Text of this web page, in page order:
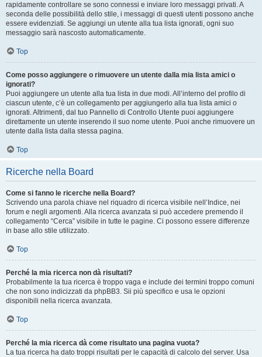
rapidamente controllare se sono connessi e inviare loro messaggi privati. A
seconda delle possibilità dello stile, i messaggi di questi utenti possono anche
essere evidenziati. Se aggiungi un utente alla tua lista ignorati, ogni suo
messaggio sarà nascosto automaticamente.
Top
Come posso aggiungere o rimuovere un utente dalla mia lista amici o
ignorati?
Puoi aggiungere un utente alla tua lista in due modi. All’interno del profilo di
ciascun utente, c’è un collegamento per aggiungerlo alla tua lista amici o
ignorati. Altrimenti, dal tuo Pannello di Controllo Utente puoi aggiungere
direttamente un utente inserendo il suo nome utente. Puoi anche rimuovere un
utente dalla lista dalla stessa pagina.
Top
Ricerche nella Board
Come si fanno le ricerche nella Board?
Scrivendo una parola chiave nel riquadro di ricerca visibile nell’Indice, nei
forum e negli argomenti. Alla ricerca avanzata si può accedere premendo il
collegamento “Cerca” visibile in tutte le pagine. Ci possono essere differenze
in base allo stile utilizzato.
Top
Perché la mia ricerca non dà risultati?
Probabilmente la tua ricerca è troppo vaga e include dei termini troppo comuni
che non sono indicizzati da phpBB3. Sii più specifico e usa le opzioni
disponibili nella ricerca avanzata.
Top
Perché la mia ricerca dà come risultato una pagina vuota?
La tua ricerca ha dato troppi risultati per le capacità di calcolo del server. Usa